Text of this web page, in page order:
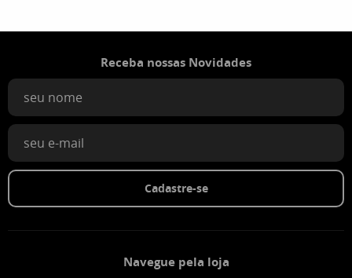
Receba nossas Novidades
Cadastre-se
Navegue pela loja